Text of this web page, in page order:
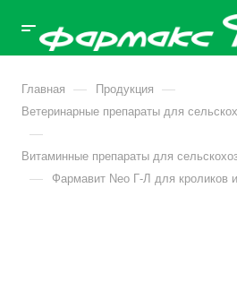
Главная — Продукция —
Ветеринарные препараты для
—
Витаминные препараты для
— Фармавит Neo Г-Л для кроликов